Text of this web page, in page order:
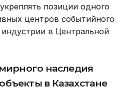
позиции одного
центров событийного
в Центральной
наследия
в Казахстане